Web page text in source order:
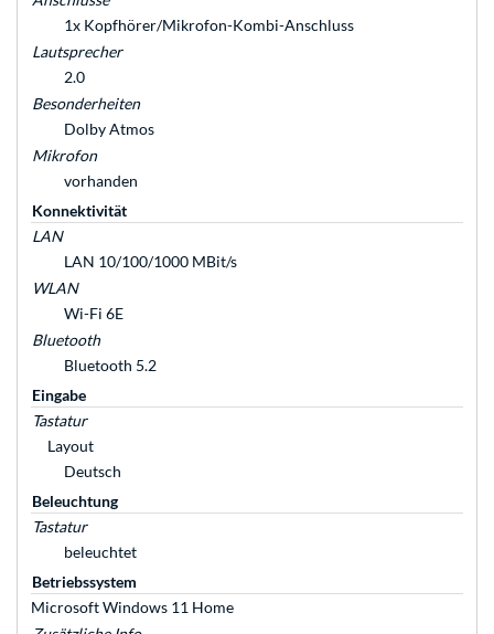
1x Kopfhörer/Mikrofon-Kombi-Anschluss
Lautsprecher
2.0
Besonderheiten
Dolby Atmos
Mikrofon
vorhanden
Konnektivität
LAN
LAN 10/100/1000 MBit/s
WLAN
Wi-Fi 6E
Bluetooth
Bluetooth 5.2
Eingabe
Tastatur
Layout
Deutsch
Beleuchtung
Tastatur
beleuchtet
Betriebssystem
Microsoft Windows 11 Home